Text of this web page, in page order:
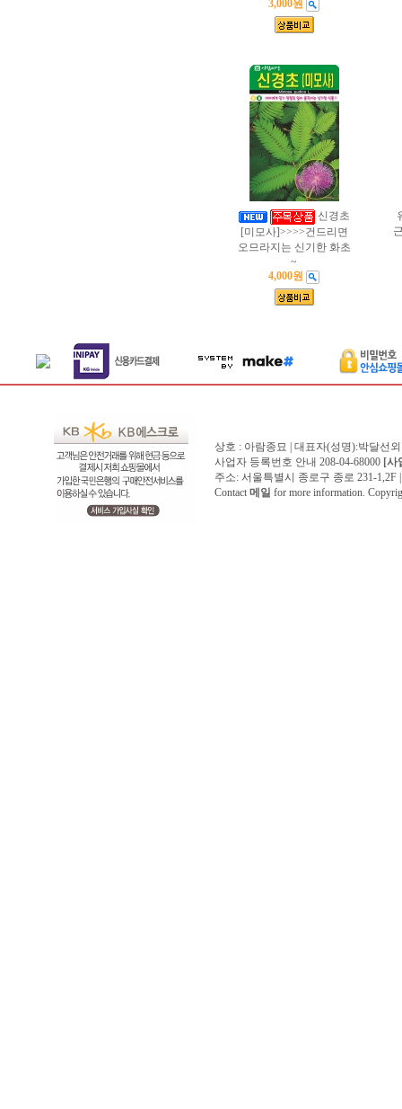
3,000원
신경초
[미모사]>>>>건드리면
오므라지는 신기한 화초
~
4,000원
상호 : 아람종묘 | 대표자(성명):박달선
사업자 등록번호 안내 208-04-68000 [사
주소: 서울특별시 종로구 종로 231-1,2F
Contact 메일 for more information.